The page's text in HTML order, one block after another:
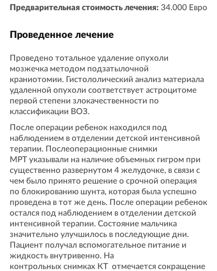
Предварительная стоимость лечения: 34.000 Евро
Проведенное лечение
Проведено тотальное удаление опухоли
мозжечка методом подзатылочной
краниотомии. Гистололический анализ материала
удаленной опухоли соответствует астроцитоме
первой степени злокачественности по
классификации ВОЗ.
После операции ребенок находился под
наблюдением в отделении детской интенсивной
терапии. Послеоперационные снимки
МРТ указывали на наличие объемных гигром при
существенно развернутом 4 желудочке, в связи с
чем было принято решение о срочной операция
по блокированию шунта, которая была успешно
проведена в тот же день. После операции ребенок
остался под наблюдением в отделении детской
интенсивной терапии. Состояние мальчика
значительно улучшилось в последующие дни.
Пациент получал вспомогательное питание и
жидкость внутривенно. На
контрольных снимках КТ отмечается сокращение